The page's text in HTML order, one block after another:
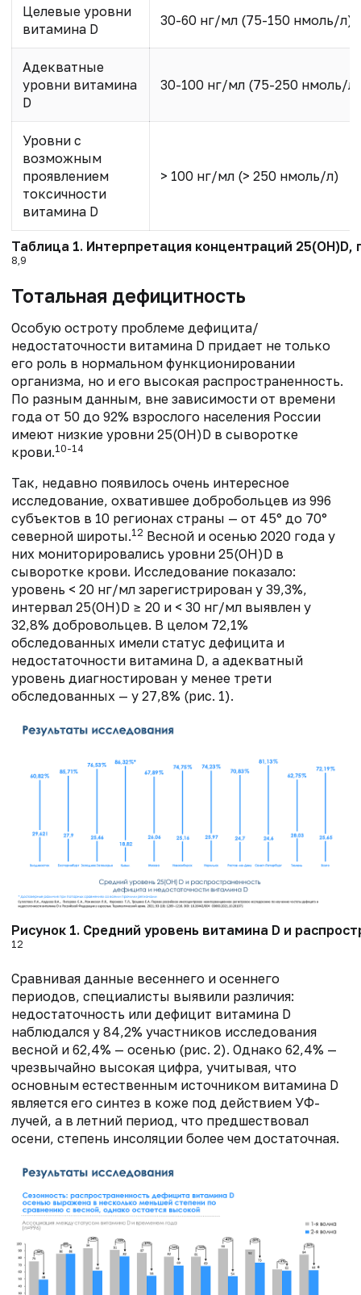
Целевые уровни
витамина D
30-60 нг/мл (75-150 нмоль/л)
Адекватные
уровни витамина
D
30-100 нг/мл (75-250 нмоль/л)
Уровни с
возможным
проявлением
токсичности
витамина D
> 100 нг/мл (> 250 нмоль/л)
Таблица 1. Интерпретация концентраций
8,9
Тотальная дефицитность
Особую остроту проблеме дефицита/
недостаточности витамина D придает не только
его роль в нормальном функционировании
организма, но и его высокая распространенность.
По разным данным, вне зависимости от времени
года от 50 до 92% взрослого населения России
имеют низкие уровни 25(OH)D в сыворотке
крови.10-14
Так, недавно появилось очень интересное
исследование, охватившее добробольцев из 996
субъектов в 10 регионах страны — от 45° до 70°
северной широты.12 Весной и осенью 2020 года у
них мониторировались уровни 25(ОН)D в
сыворотке крови. Исследование показало:
уровень < 20 нг/мл зарегистрирован у 39,3%,
интервал 25(OH)D ≥ 20 и < 30 нг/мл выявлен у
32,8% добровольцев. В целом 72,1%
обследованных имели статус дефицита и
недостаточности витамина D, а адекватный
уровень диагностирован у менее трети
обследованных — у 27,8% (рис. 1).
Рисунок 1. Средний уровень витамина D и
12
Сравнивая данные весеннего и осеннего
периодов, специалисты выявили различия:
недостаточность или дефицит витамина D
наблюдался у 84,2% участников исследования
весной и 62,4% — осенью (рис. 2). Однако 62,4% —
чрезвычайно высокая цифра, учитывая, что
основным естественным источником витамина D
является его синтез в коже под действием УФ-
лучей, а в летний период, что предшествовал
осени, степень инсоляции более чем достаточная.